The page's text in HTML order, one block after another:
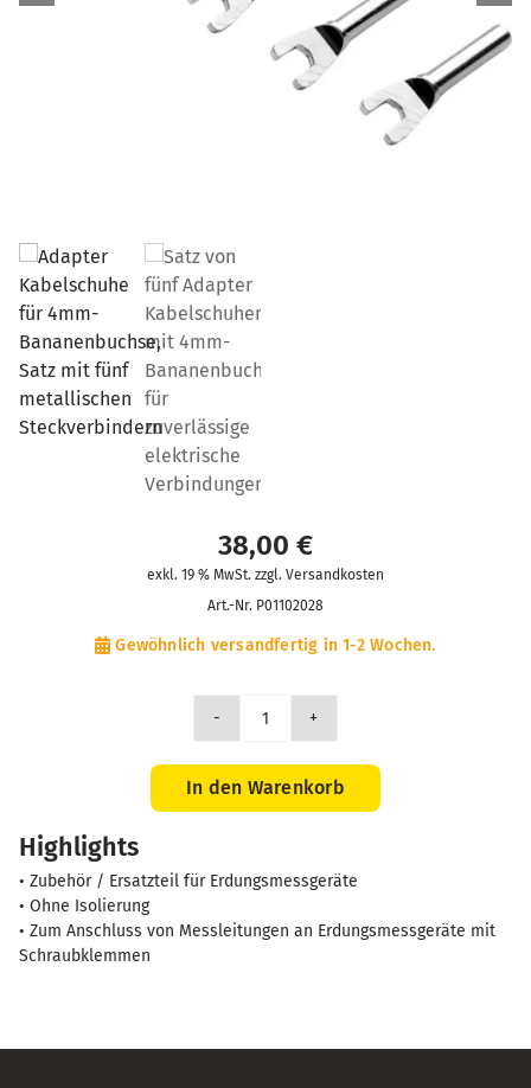
38,00 €
exkl. 19 % MwSt. zzgl. Versandkosten
Art.-Nr. P01102028
Gewöhnlich versandfertig in 1-2 Wochen.
Satz
5
Adapter
/
Bananenbuchse
In den Warenkorb
Highlights
• Zubehör / Ersatzteil für Erdungsmessgeräte
• Ohne Isolierung
• Zum Anschluss von Messleitungen an Erdungsmessgeräte mit
Schraubklemmen